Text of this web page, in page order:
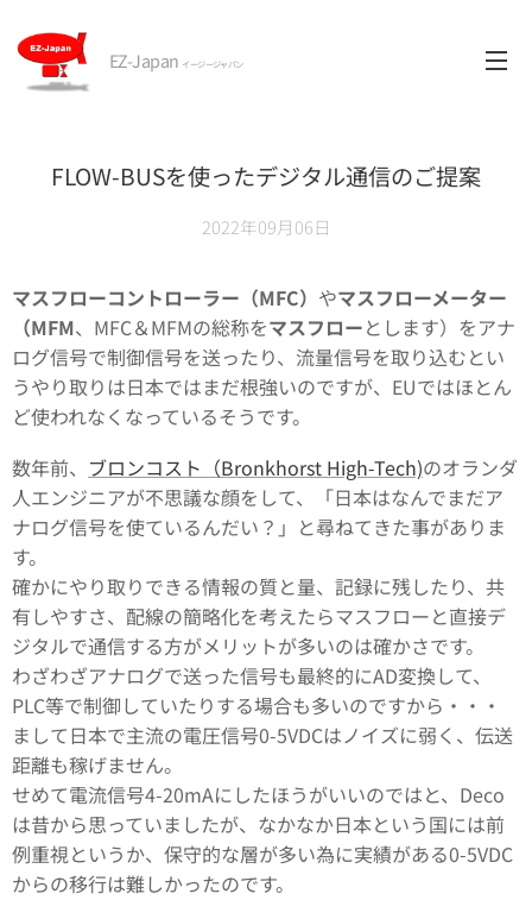
EZ-Japan イージージャパン
FLOW-BUSを使ったデジタル通信のご提案
2022年09月06日
マスフローコントローラー（MFC） やマスフローメーター
（MFM、MFC＆MFMの総称をマスフローとします）をアナ
ログ信号で制御信号を送ったり、流量信号を取り込むとい
うやり取りは日本ではまだ根強いのですが、EUではほとん
ど使われなくなっているそうです。
数年前、 ブロンコスト（Bronkhorst High-Tech)のオランダ
人エンジニアが不思議な顔をして、「日本はなんでまだア
ナログ信号を使ているんだい？」と尋ねてきた事がありま
す。
確かにやり取りできる情報の質と量、記録に残したり、共
有しやすさ、配線の簡略化を考えたらマスフローと直接デ
ジタルで通信する方がメリットが多いのは確かさです。
わざわざアナログで送った信号も最終的にAD変換して、
PLC等で制御していたりする場合も多いのですから・・・
まして日本で主流の電圧信号0-5VDCはノイズに弱く、伝送
距離も稼げません。
せめて電流信号4-20mAにしたほうがいいのではと、Deco
は昔から思っていましたが、なかなか日本という国には前
例重視というか、保守的な層が多い為に実績がある0-5VDC
からの移行は難しかったのです。